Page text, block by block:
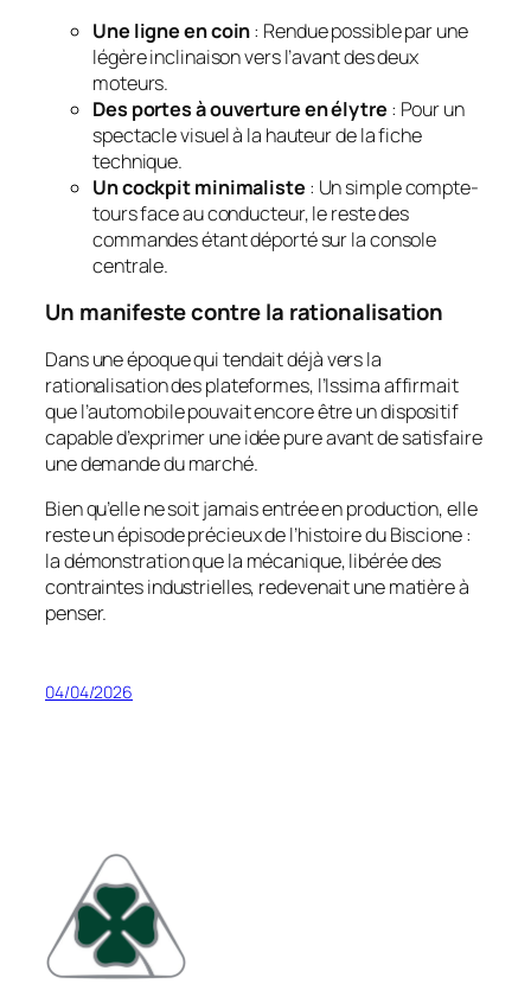
Une ligne en coin: Rendue possible par une
légère inclinaison vers l’avant des deux
moteurs.
Des portes à ouverture en élytre : Pour un
spectacle visuel à la hauteur de la fiche
technique.
Un cockpit minimaliste : Un simple compte-
tours face au conducteur, le reste des
commandes étant déporté sur la console
centrale.
Un manifeste contre la rationalisation
Dans une époque qui tendait déjà vers la
rationalisation des plateformes, l’Issima affirmait
que l’automobile pouvait encore être un dispositif
capable d’exprimer une idée pure avant de satisfaire
une demande du marché.
Bien qu’elle ne soit jamais entrée en production, elle
reste un épisode précieux de l’histoire du Biscione :
la démonstration que la mécanique, libérée des
contraintes industrielles, redevenait une matière à
penser.
04/04/2026